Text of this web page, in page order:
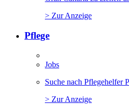
> Zur Anzeige
Pflege
Jobs
Suche nach Pflegehelfer
> Zur Anzeige